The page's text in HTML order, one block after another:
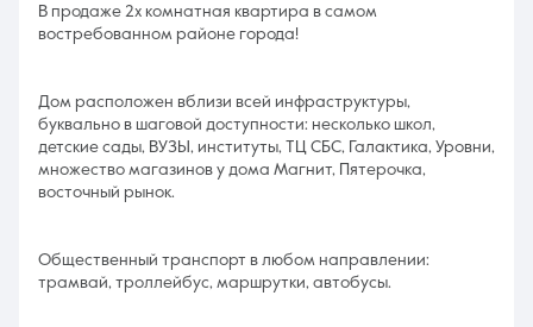
В продаже 2х комнатная квартира в самом
востребованном районе города!
Дом расположен вблизи всей инфраструктуры,
буквально в шаговой доступности: несколько школ,
детские сады, ВУЗЫ, институты, ТЦ СБС, Галактика, Уровни,
множество магазинов у дома Магнит, Пятерочка,
восточный рынок.
Общественный транспорт в любом направлении:
трамвай, троллейбус, маршрутки, автобусы.